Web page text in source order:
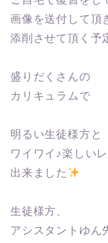
画像を送付して頂
添削させて頂く予
盛りだくさんの
カリキュラムで
明るい生徒様方と
ワイワイ♪楽しい
出来ました
生徒様方、
アシスタントゆん